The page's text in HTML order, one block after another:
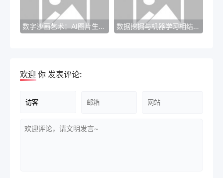
数字沙画艺术：AI图片生成器开启灵感的源泉！ 数据挖掘与机器学习相结合：为企业决策提供更好的支持
欢迎 你 发表评论: